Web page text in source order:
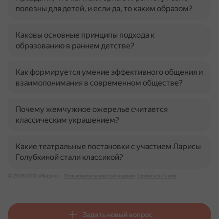
полезны для детей, и если да, то каким образом?
Каковы основные принципы подхода к
образованию в раннем детстве?
Как формируется умение эффективного общения и
взаимопонимания в современном обществе?
Почему жемчужное ожерелье считается
классическим украшением?
Какие театральные постановки с участием Ларисы
Голубкиной стали классикой?
© 2026 ООО «Яндекс» Пользовательское соглашение Связаться с нами
Задать новый вопрос